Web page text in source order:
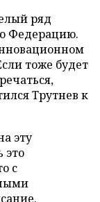
ряд
Федерацию.
тоже будет
Трутнев к
эту
это
с